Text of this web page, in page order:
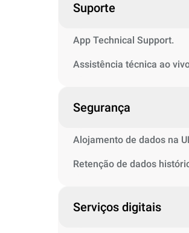
Suporte
App Technical Support.
Assistência técnica ao
Segurança
Alojamento de dados na
Retenção de dados
Serviços digitais